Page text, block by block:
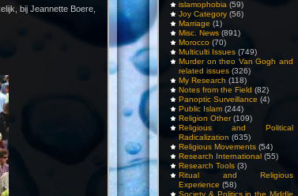
islamophobia (59)
Joy Category (56)
Marriage (1)
Misc. News (891)
Morocco (70)
Multiculti Issues (749)
Murder on theo Van Gogh and
related issues (326)
My Research (118)
Notes from the Field (82)
Panoptic Surveillance (4)
Public Islam (244)
Religion Other(109)
Religious and Political
Radicalization (635)
Religious Movements (54)
Research International (55)
Research Tools (3)
Ritual and Religious
Experience (58)
Society & Politics in the Middle
bij Jeannette Boere,